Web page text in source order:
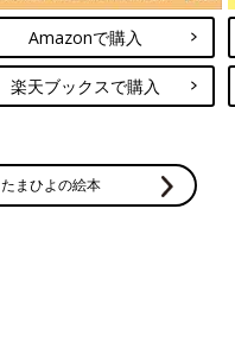
Amazonで購入
楽天ブックスで購入
たまひよの絵本